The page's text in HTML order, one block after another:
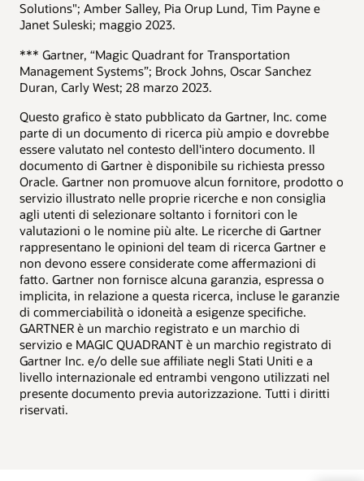
Solutions"; Amber Salley, Pia Orup Lund, Tim Payne e
Janet Suleski; maggio 2023.
*** Gartner, “Magic Quadrant for Transportation
Management Systems”; Brock Johns, Oscar Sanchez
Duran, Carly West; 28 marzo 2023.
Questo grafico è stato pubblicato da Gartner, Inc. come
parte di un documento di ricerca più ampio e dovrebbe
essere valutato nel contesto dell'intero documento. Il
documento di Gartner è disponibile su richiesta presso
Oracle. Gartner non promuove alcun fornitore, prodotto o
servizio illustrato nelle proprie ricerche e non consiglia
agli utenti di selezionare soltanto i fornitori con le
valutazioni o le nomine più alte. Le ricerche di Gartner
rappresentano le opinioni del team di ricerca Gartner e
non devono essere considerate come affermazioni di
fatto. Gartner non fornisce alcuna garanzia, espressa o
implicita, in relazione a questa ricerca, incluse le garanzie
di commerciabilità o idoneità a esigenze specifiche.
GARTNER è un marchio registrato e un marchio di
servizio e MAGIC QUADRANT è un marchio registrato di
Gartner Inc. e/o delle sue affiliate negli Stati Uniti e a
livello internazionale ed entrambi vengono utilizzati nel
presente documento previa autorizzazione. Tutti i diritti
riservati.